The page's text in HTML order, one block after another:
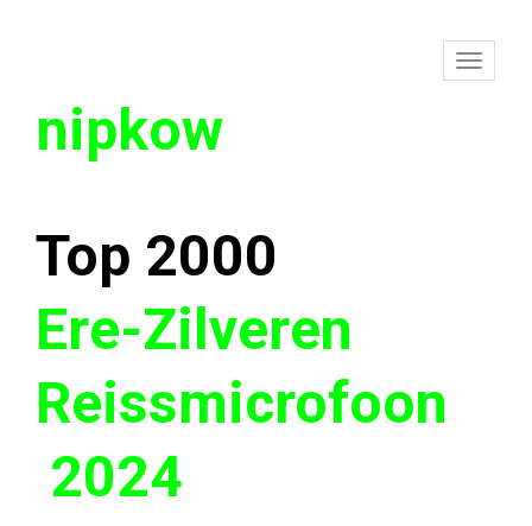
nipkow
Top 2000
Ere-Zilveren
Reissmicrofoon
2024